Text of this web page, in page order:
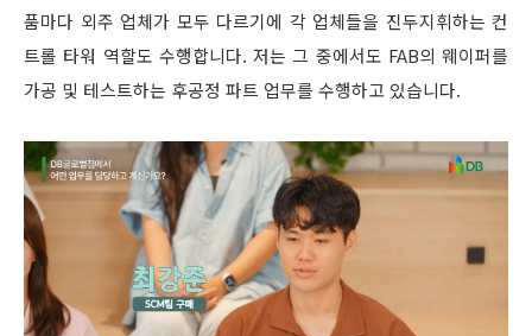
품마다 외주 업체가 모두 다르기에 각 업체들을 진두지휘하는 컨
트롤 타워 역할도 수행합니다. 저는 그 중에서도 FAB의 웨이퍼를
가공 및 테스트하는 후공정 파트 업무를 수행하고 있습니다.